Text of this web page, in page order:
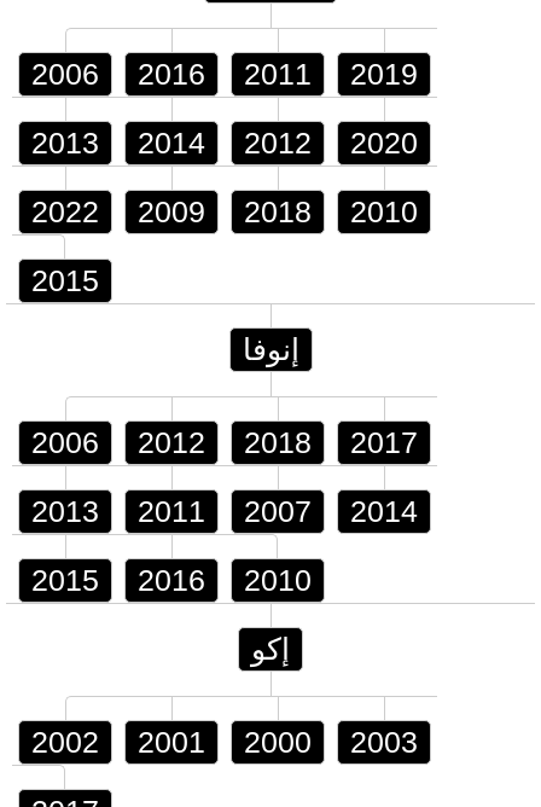
2006 2016 2011 2019
2013 2014 2012 2020
2022 2009 2018 2010
2015
إنوفا
2006 2012 2018 2017
2013 2011 2007 2014
2015 2016 2010
إكو
2002 2001 2000 2003